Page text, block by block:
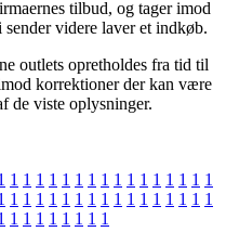
tilbud, og tager imod
videre laver et indkøb.
outlets opretholdes fra tid til
korrektioner der kan være
de viste oplysninger.
1 1 1 1 1 1 1 1 1 1 1 1 1 1 1 1
1 1 1 1 1 1 1 1 1 1 1 1 1 1 1 1
1 1 1 1 1 1 1 1